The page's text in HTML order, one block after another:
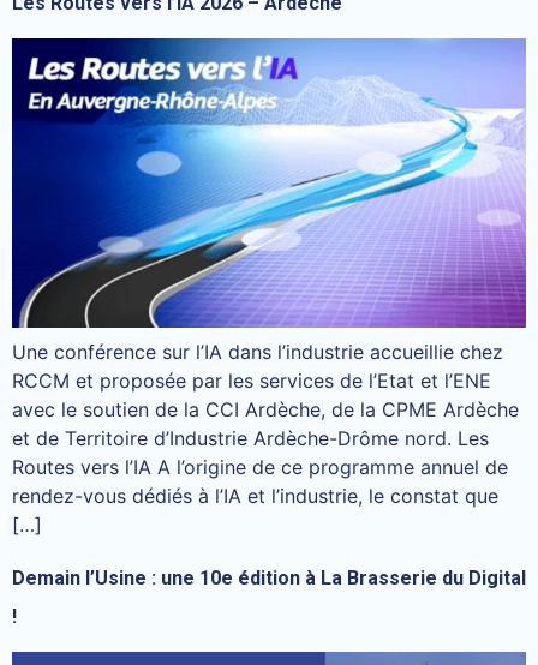
Une conférence sur l’IA dans l’industrie accueillie chez
RCCM et proposée par les services de l’Etat et l’ENE
avec le soutien de la CCI Ardèche, de la CPME Ardèche
et de Territoire d’Industrie Ardèche-Drôme nord. Les
Routes vers l’IA A l’origine de ce programme annuel de
rendez-vous dédiés à l’IA et l’industrie, le constat que
[…]
Demain l’Usine : une 10e édition à La Brasserie du Digital
!